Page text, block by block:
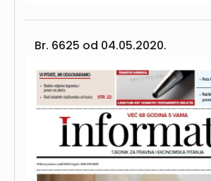
Br. 6625 od 04.05.2020.